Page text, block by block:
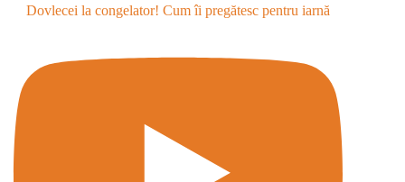
Dovlecei la congelator! Cum îi pregătesc pentru iarnă